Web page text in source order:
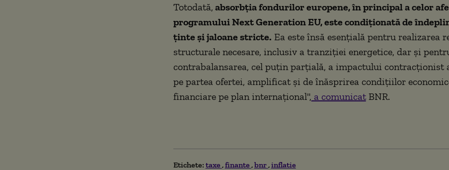
Totodată, absorbția fondurilor europene, în principal a celor
programului Next Generation EU, este condiționată de
ținte și jaloane stricte. Ea este însă esențială pentru realizarea
structurale necesare, inclusiv a tranziției energetice, dar și
contrabalansarea, cel puțin parțială, a impactului contracționist
pe partea ofertei, amplificat și de înăsprirea condițiilor
financiare pe plan internațional", a comunicatBNR.
Etichete: taxe finante bnr inflatie